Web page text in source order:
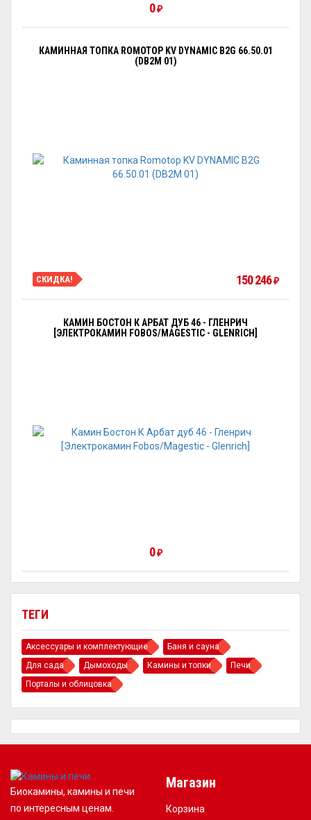
ТЕГИ
Аксессуары и комплектующие
Баня и сауна
Для сада
Дымоходы Камины и топки
Печи
Порталы и облицовка
0₽
КАМИННАЯ ТОПКА ROMOTOP KV DYNAMIC B2G 66.50.01
(DB2M 01)
СКИДКА! 150 246₽
КАМИН БОСТОН К АРБАТ ДУБ 46 - ГЛЕНРИЧ
[ЭЛЕКТРОКАМИН FOBOS/MAGESTIC - GLENRICH]
0₽
Биокамины, камины и печи
по интересным ценам.
Магазин
Корзина